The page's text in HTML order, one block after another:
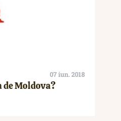
07 iun. 2018
de Moldova?